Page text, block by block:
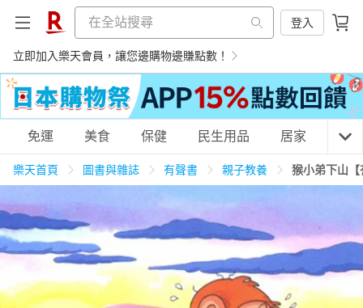
登入
立即加入樂天會員，讓您邊購物邊賺點數！
購物網分類
天天免運 養生保健
居家生活 3C家電 運動休閒 親子玩具
免運 美食 保健 民生用品 居家 3C
樂天首頁 圖書與雜誌 有聲書 親子教養 猴小弟下山【